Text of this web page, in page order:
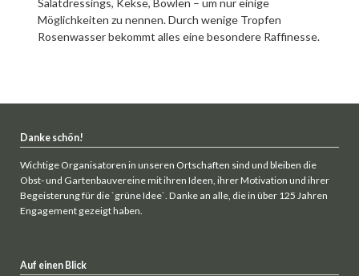
Möglichkeiten zu nennen. Durch wenige Tropfen
Rosenwasser bekommt alles eine besondere Raffinesse.
Danke schön!
Wichtige Organisatoren in unseren Ortschaften sind und bleiben die
Obst- und Gartenbauvereine mit ihren Ideen, ihrer Motivation und ihrer
Begeisterung für die `grüne Idee`. Danke an alle, die in über 125 Jahren
Engagement gezeigt haben.
Auf einen Blick